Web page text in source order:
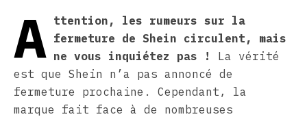
A ttention, les rumeurs sur la
fermeture de Shein circulent, mais
ne vous inquiétez pas !
La vérité
est que Shein n’a pas annoncé de
fermeture prochaine. Cependant, la
marque fait face à de nombreuses